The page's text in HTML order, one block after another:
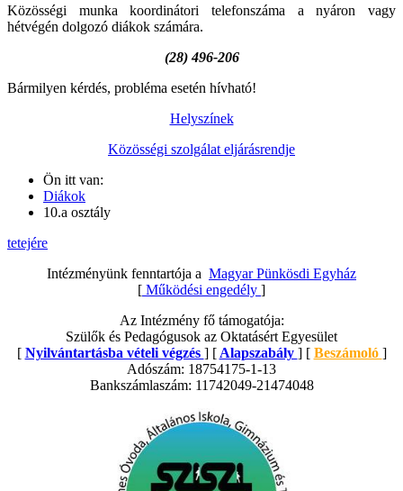
Közösségi munka koordinátori telefonszáma a nyáron vagy
hétvégén dolgozó diákok számára.
(28) 496-206
Bármilyen kérdés, probléma esetén hívható!
Helyszínek
Közösségi szolgálat eljárásrendje
Ön itt van:
Diákok
10.a osztály
tetejére
Intézményünk fenntartója a Magyar Pünkösdi Egyház
[ Működési engedély ]
Az Intézmény fő támogatója:
Szülők és Pedagógusok az Oktatásért Egyesület
[ Nyilvántartásba vételi végzés ] [ Alapszabály ] [ Beszámoló ]
Adószám: 18754175-1-13
Bankszámlaszám: 11742049-21474048